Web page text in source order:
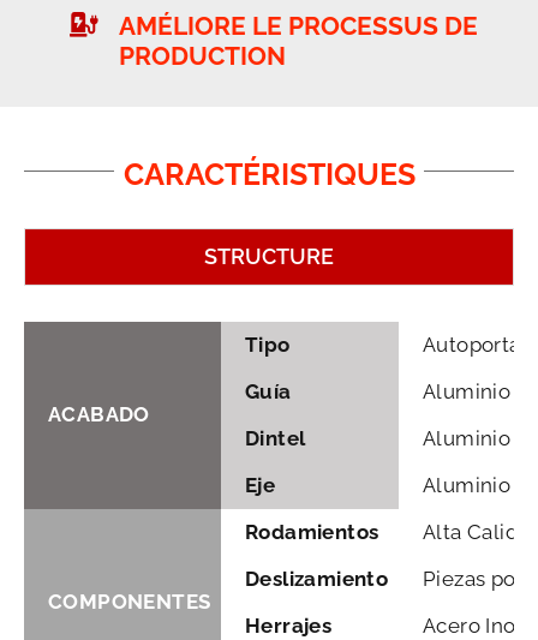
AMÉLIORE LE PROCESSUS DE
PRODUCTION
CARACTÉRISTIQUES
STRUCTURE
ACABADO
Tipo
Guía
Aluminio
Dintel
Aluminio
Eje
Aluminio
COMPONENTES
Rodamientos
Alta
Deslizamiento
Piezas
Herrajes
Acero